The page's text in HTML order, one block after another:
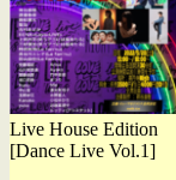
Live House Edition
[Dance Live Vol.1]